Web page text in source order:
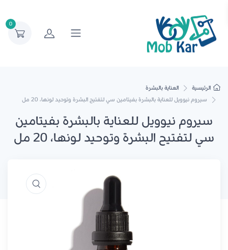
0
الرئيسية
العناية بالبشرة
سيروم نيوويل للعناية بالبشرة بفيتامين سي لتفتيح البشرة وتوحيد لونها، 20 مل
سيروم نيوويل للعناية بالبشرة بفيتامين
سي لتفتيح البشرة وتوحيد لونها، 20 مل